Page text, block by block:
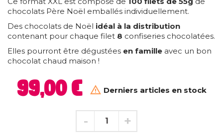
chocolats Père Noël emballés individuellement.
Des chocolats de Noël idéal à la distribution
contenant pour chaque filet 8 confiseries chocolatées.
Elles pourront être dégustées en famille avec un bon
chocolat chaud maison !
99,00 €  Derniers articles en stock